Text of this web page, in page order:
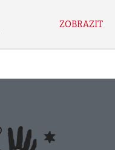
ZOBRAZIT